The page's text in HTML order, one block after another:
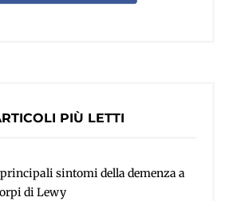
PIÙ LETTI
sintomi della demenza a
di Lewy